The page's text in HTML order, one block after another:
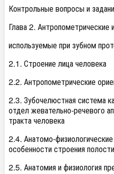
Контрольные вопросы и
Глава 2. Антропометрические
используемые при зубном
2.1. Строение лица человека
2.2. Антропометрические
2.3. Зубочелюстная система
отдел жевательно-речевого
тракта человека
2.4. Анатомо-
особенности строения
2.5. Анатомия и физиология